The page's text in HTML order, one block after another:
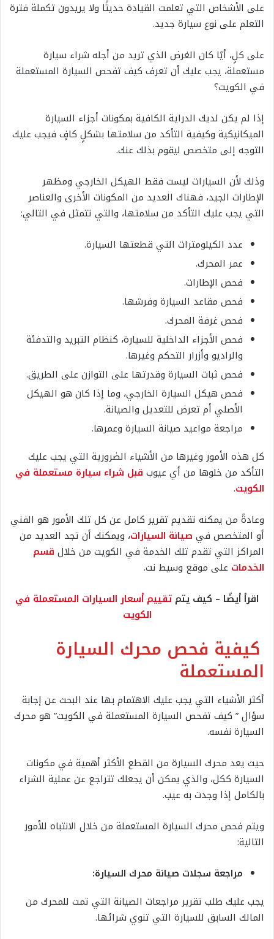
على الأشخاص التي تعلمت القيادة حديثًا ولا يريدون تكملة فترة
التعلم على نوع سيارة جديد.
على كلٍ، أيًا كان الغرض الذي تريد من أجله شراء سيارة
مستعملة، يجب عليك أن تعرف كيف تفحص السيارة المستعملة
في الكويت؟
إذا لم يكن لديك الدراية الكافية بمكونات أجزاء السيارة
الميكانيكية وكيفية التأكد من سلامتها بشكلٍ كافٍ فيجب عليك
التوجه إلى متخصص ليقوم بذلك عنك.
وذلك لأن السيارات ليست فقط الهيكل الخارجي ومظهر
الإطارات الجيد، فهناك العديد من المكونات الأخرى والعناصر
التي يجب عليك التأكد من سلامتها، والتي تتمثل في التالي:
عدد الكيلومترات التي قطعتها السيارة.
عمر المحرك.
فحص الإطارات.
فحص مقاعد السيارة وفرشها.
فحص غرفة المحرك.
فحص الأجزاء الداخلية للسيارة، كنظام التبريد والتدفئة
والراديو وأزرار التحكم وغيرها.
فحص ثبات السيارة وقدرتها على التوازن على الطريق.
فحص هيكل السيارة الخارجي، وما إذا كان هو الهيكل
الأصلي أم تعرض للتعديل والصيانة.
مراجعة مواعيد صيانة السيارة وعمرها.
كل هذه الأمور وغيرها من الأشياء الضرورية التي يجب عليك
التأكد من خلوها من أي عيوب قبل شراء سيارة مستعملة في
الكويت.
وعادةً من يمكنه تقديم تقرير كامل عن كل تلك الأمور هو الفني
أو المتخصص في صيانة السيارات، ويمكنك أن تجد العديد من
المراكز التي تقدم تلك الخدمة في الكويت من خلال قسم
الخدمات على موقع وسيط نت.
اقرأ أيضًا – كيف يتم تقييم أسعار السيارات المستعملة في
الكويت
كيفية فحص محرك السيارة
المستعملة
أكثر الأشياء التي يجب عليك الاهتمام بها عند البحث عن إجابة
سؤال ” كيف تفحص السيارة المستعملة في الكويت” هو محرك
السيارة نفسه.
حيث يعد محرك السيارة من القطع الأكثر أهمية في مكونات
السيارة ككل، والذي يمكن أن يجعلك تتراجع عن عملية الشراء
بالكامل إذا وجدت به عيب.
ويتم فحص محرك السيارة المستعملة من خلال الانتباه للأمور
التالية:
مراجعة سجلات صيانة محرك السيارة:
يجب عليك طلب تقرير مراجعات الصيانة التي تمت للمحرك من
المالك السابق للسيارة التي تنوي شرائها.